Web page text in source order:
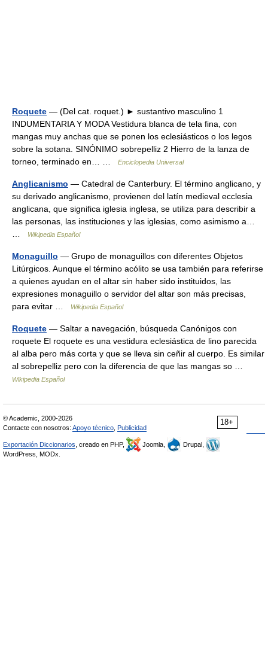
Roquete — (Del cat. roquet.) ► sustantivo masculino 1
INDUMENTARIA Y MODA Vestidura blanca de tela fina, con
mangas muy anchas que se ponen los eclesiásticos o los legos
sobre la sotana. SINÓNIMO sobrepelliz 2 Hierro de la lanza de
torneo, terminado en… …
Enciclopedia Universal
Anglicanismo — Catedral de Canterbury. El término anglicano, y
su derivado anglicanismo, provienen del latín medieval ecclesia
anglicana, que significa iglesia inglesa, se utiliza para describir a
las personas, las instituciones y las iglesias, como asimismo a…
Wikipedia Español
Monaguillo — Grupo de monaguillos con diferentes Objetos
Litúrgicos. Aunque el término acólito se usa también para referirse
a quienes ayudan en el altar sin haber sido instituidos, las
expresiones monaguillo o servidor del altar son más precisas,
para evitar …
Wikipedia Español
Roquete — Saltar a navegación, búsqueda Canónigos con
roquete El roquete es una vestidura eclesiástica de lino parecida
al alba pero más corta y que se lleva sin ceñir al cuerpo. Es similar
al sobrepelliz pero con la diferencia de que las mangas so …
Wikipedia Español
18+
© Academic, 2000-2026
Contacte con nosotros: Apoyo técnico Publicidad
Exportación Diccionarios , creado en PHP, Joomla,
Drupal,
WordPress, MODx.